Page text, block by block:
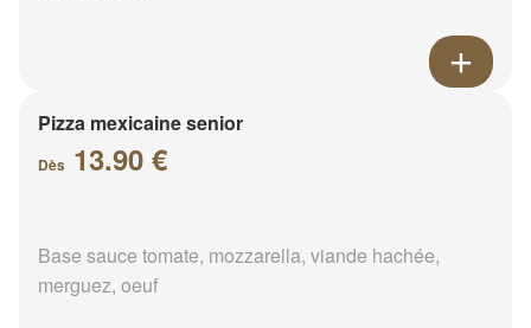
Pizza mexicaine senior
Dès 13.90 €
Base sauce tomate, mozzarella, viande hachée,
merguez, oeuf